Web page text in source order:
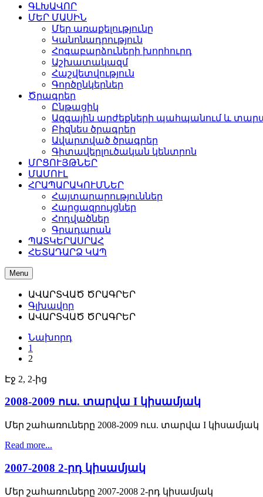
ԳԼԽԱՎՈՐ
ՄԵՐ ՄԱՍԻՆ
Մեր առաքելությունը
Կանոնադրություն
Հոգաբարձուների խորհուրդ
Աշխատակազմ
Հաշվետվություն
Գործընկերներ
Ծրագրեր
Ընթացիկ
Ազգային արժեքների պահպանում և
Բիզնես ծրագրեր
Ավարտված ծրագրեր
Գիտավերլուծական կենտրոն
ՄՐՑՈՒՅԹՆԵՐ
ՄԱՄՈՒԼ
ՀՐԱՊԱՐԱԿՈՒՄՆԵՐ
Հայտարարություններ
Հարցազրույցներ
Հոդվածներ
Գրադարան
ՊԱՏԿԵՐԱՍՐԱՀ
ՀԵՏԱԴԱՐՁ ԿԱՊ
Menu
ԱՎԱՐՏՎԱԾ ԾՐԱԳՐԵՐ
Գլխավոր
ԱՎԱՐՏՎԱԾ ԾՐԱԳՐԵՐ
Նախորդ
1
2
Էջ 2, 2-ից
2008-2009 ուս. տարվա I կիսամյակ
Մեր շահառուները 2008-2009 ուս. տարվա I կիսամյակ
Read more...
2007-2008 2-րդ կիսամյակ
Մեր շահառուները 2007-2008 2-րդ կիսամյակ